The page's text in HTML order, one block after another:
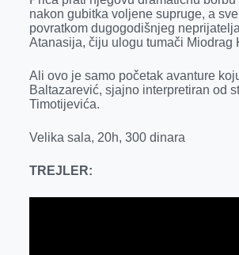
nakon gubitka voljene supruge, a
povratkom dugogodišnjeg
Atanasija, čiju ulogu tumači Miodrag
Ali ovo je samo početak avanture
Baltazarević, sjajno interpretiran od
Timotijevića.
Velika sala, 20h, 300 dinara
TREJLER: